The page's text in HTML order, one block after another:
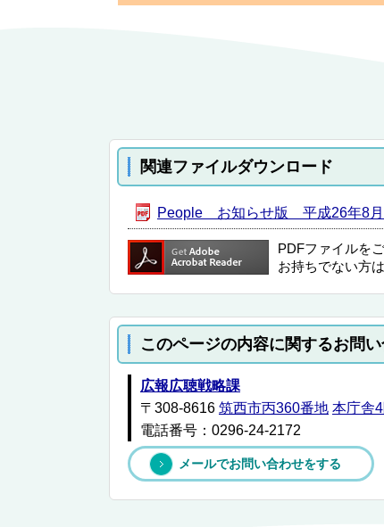
関連ファイルダウンロード
People お知らせ版 平成26年8月
PDFファイルを
お持ちでない方
このページの内容に関するお問
広報広聴戦略課
〒308-8616 筑西市丙360番地 本庁舎
電話番号：0296-24-2172
メールでお問い合わせをする